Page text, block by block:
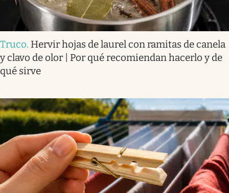
Truco. Hervir hojas de laurel con ramitas de canela
y clavo de olor | Por qué recomiendan hacerlo y de
qué sirve